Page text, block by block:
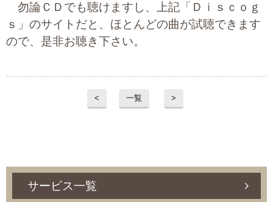
勿論ＣＤでも聴けますし、上記「Ｄｉｓｃｏｇ
ｓ」のサイトだと、ほとんどの曲が試聴できます
ので、是非お聴き下さい。
< 一覧 >
サービス一覧